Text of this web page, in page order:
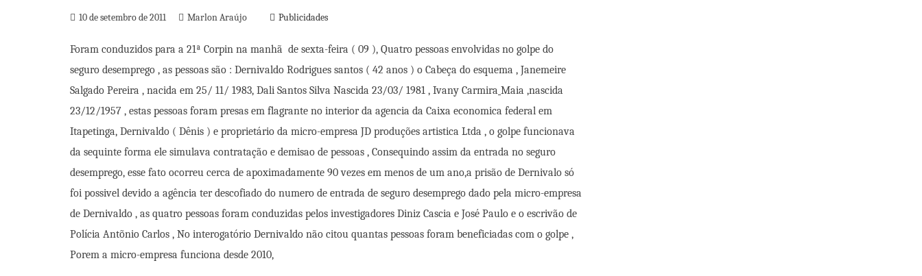
10 de setembro de 2011 Marlon Araújo Publicidades
Foram conduzidos para a 21ª Corpin na manhã de sexta-feira ( 09 ), Quatro pessoas envolvidas no golpe do
seguro desemprego , as pessoas são : Dernivaldo Rodrigues santos ( 42 anos ) o Cabeça do esquema , Janemeire
Salgado Pereira , nacida em 25/ 11/ 1983, Dali Santos Silva Nascida 23/03/ 1981 , Ivany Carmira Maia ,nascida
23/12/1957 , estas pessoas foram presas em flagrante no interior da agencia da Caixa economica federal em
Itapetinga, Dernivaldo ( Dênis ) e proprietário da micro-empresa JD produções artistica Ltda , o golpe funcionava
da sequinte forma ele simulava contratação e demisao de pessoas , Consequindo assim da entrada no seguro
desemprego, esse fato ocorreu cerca de apoximadamente 90 vezes em menos de um ano,a prisão de Dernivalo só
foi possivel devido a agência ter descofiado do numero de entrada de seguro desemprego dado pela micro-empresa
de Dernivaldo , as quatro pessoas foram conduzidas pelos investigadores Diniz Cascia e José Paulo e o escrivão de
Polícia Antõnio Carlos , No interogatório Dernivaldo não citou quantas pessoas foram beneficiadas com o golpe ,
Porem a micro-empresa funciona desde 2010,